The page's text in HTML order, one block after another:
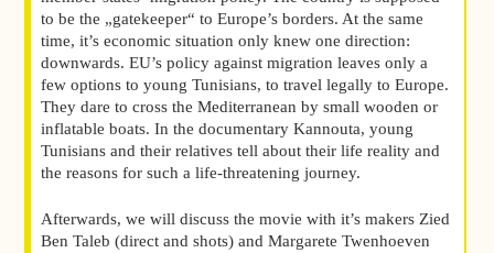
to be the „gatekeeper“ to Europe’s borders. At the same
time, it’s economic situation only knew one direction:
downwards. EU’s policy against migration leaves only a
few options to young Tunisians, to travel legally to Europe.
They dare to cross the Mediterranean by small wooden or
inflatable boats. In the documentary Kannouta, young
Tunisians and their relatives tell about their life reality and
the reasons for such a life-threatening journey.
Afterwards, we will discuss the movie with it’s makers Zied
Ben Taleb (direct and shots) and Margarete Twenhoeven